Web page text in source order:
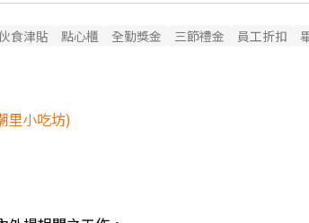
食津貼 點心櫃 全勤獎金 三節禮金 員工折扣
里小吃坊)